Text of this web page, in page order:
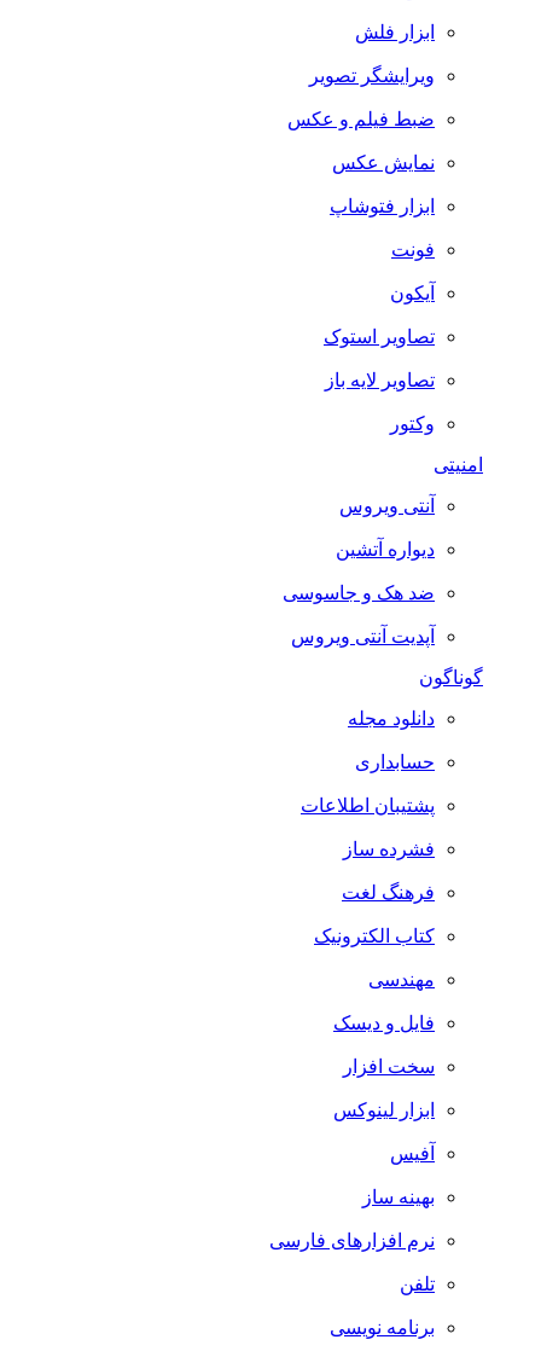
ابزار فلش
ویرایشگر تصویر
ضبط فيلم و عكس
نمایش عکس
ابزار فتوشاپ
فونت
آیکون
تصاویر استوک
تصاویر لایه باز
وکتور
امنیتی
آنتی ویروس
دیواره آتشین
ضد هک و جاسوسی
آپدیت آنتی ویروس
گوناگون
دانلود مجله
حسابداری
پشتیبان اطلاعات
فشرده ساز
فرهنگ لغت
کتاب الکترونیک
مهندسی
فایل و دیسک
سخت افزار
ابزار لینوکس
آفیس
بهینه ساز
نرم افزارهای فارسی
تلفن
برنامه نویسی